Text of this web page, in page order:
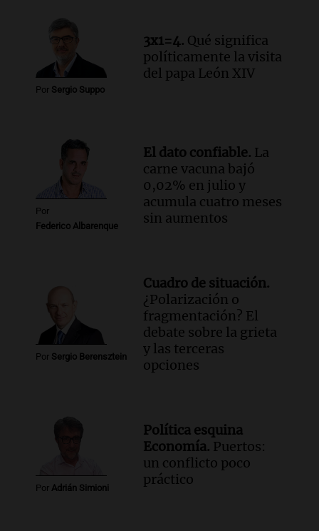
Audio.
Asamblea abierta en Rafaela
contra proyecto de inviolabilidad de la
propiedad privada
Panorama Federal
disparos contra una vivienda y vehículos
en los barrios Nogales
Panorama Federal
Episodios
Por Sergio Suppo
3x1=4. Qué significa
políticamente la visita
del papa León XIV
Por
Federico Albarenque
El dato confiable. La
carne vacuna bajó
0,02% en julio y
acumula cuatro meses
sin aumentos
Por Sergio Berensztein
Cuadro de situación.
¿Polarización o
fragmentación? El
debate sobre la grieta
y las terceras
opciones
Por Adrián Simioni
Política esquina
Economía. Puertos:
un conflicto poco
práctico